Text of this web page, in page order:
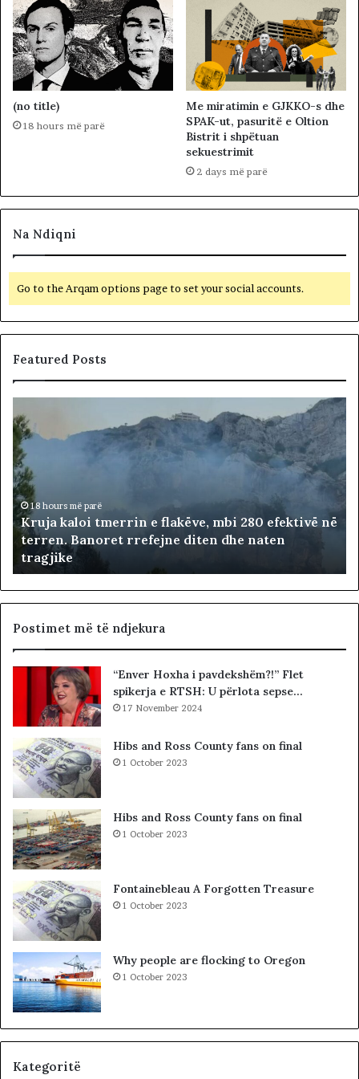
(no title)
18 hours më parë
Me miratimin e GJKKO-s dhe
SPAK-ut, pasuritë e Oltion
Bistrit i shpëtuan
sekuestrimit
2 days më parë
Na Ndiqni
Go to the Arqam options page to set your social accounts.
Featured Posts
r
u
a
k
a
l
t
m
e
r
l
k
v
e
,
m
b
2
8
0
e
f
e
k
t
i
v
ë
18 hours më parë
Kruja kaloi tmerrin e flakëve, mbi 280 efektivë në
terren. Banoret rrefejne diten dhe naten
tragjike
Postimet më të ndjekura
“Enver Hoxha i pavdekshëm?!” Flet
spikerja e RTSH: U përlota sepse…
17 November 2024
Hibs and Ross County fans on final
1 October 2023
Hibs and Ross County fans on final
1 October 2023
Fontainebleau A Forgotten Treasure
1 October 2023
Why people are flocking to Oregon
1 October 2023
Kategoritë